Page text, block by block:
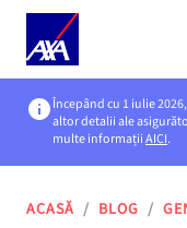
Începând cu 1 iulie
altor detalii ale
multe informațiiAICI.
ACASĂ / BLOG /